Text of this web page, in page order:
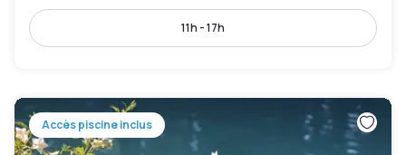
11h - 17h
Accès piscine inclus